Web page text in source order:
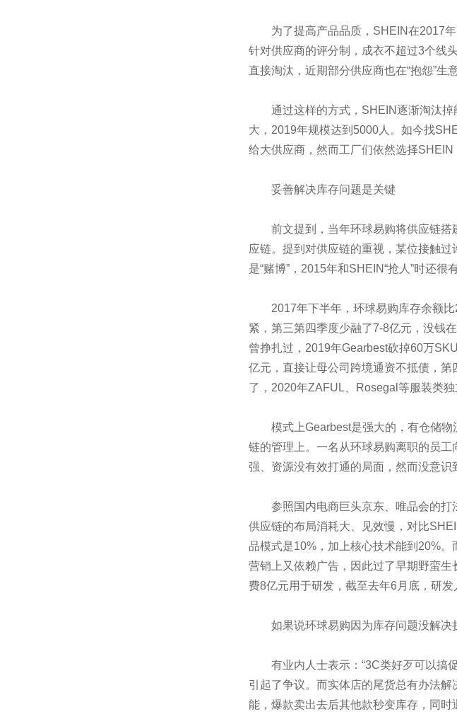
为了提高产品品质，SHEIN在2017年
针对供应商的评分制，成衣不超过3个线
直接淘汰，近期部分供应商也在“抱怨”生
通过这样的方式，SHEIN逐渐淘汰掉
大，2019年规模达到5000人。如今找
给大供应商，然而工厂们依然选择SHEIN
妥善解决库存问题是关键
前文提到，当年环球易购将供应链搭
应链。提到对供应链的重视，某位接触
是“赌博”，2015年和SHEIN“抢人”时还
2017年下半年，环球易购库存余额比
紧，第三第四季度少融了7-8亿元，没钱
曾挣扎过，2019年Gearbest砍掉60万
亿元，直接让母公司跨境通资不抵债，
了，2020年ZAFUL、Rosegal等服装类独
模式上Gearbest是强大的，有仓储物
链的管理上。一名从环球易购离职的员工
强、资源没有效打通的局面，然而没意识
参照国内电商巨头京东、唯品会的打
供应链的布局消耗大、见效慢，对比
品模式是10%，加上核心技术能到20%
营销上又依赖广告，因此过了早期野蛮
费8亿元用于研发，截至去年6月底，研
如果说环球易购因为库存问题没解决
有业内人士表示：“3C类好歹可以搞促
引起了争议。而实体店的尾货总有办法
能，爆款卖出去后其他款秒变库存，同